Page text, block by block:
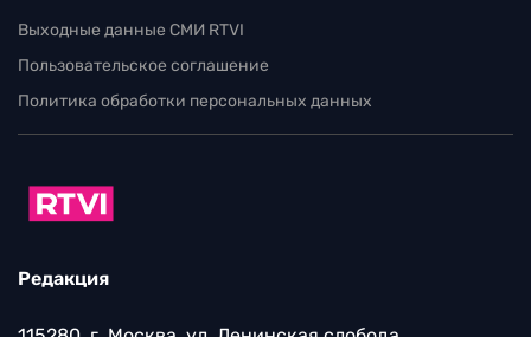
Выходные данные СМИ RTVI
Пользовательское соглашение
Политика обработки персональных данных
Редакция